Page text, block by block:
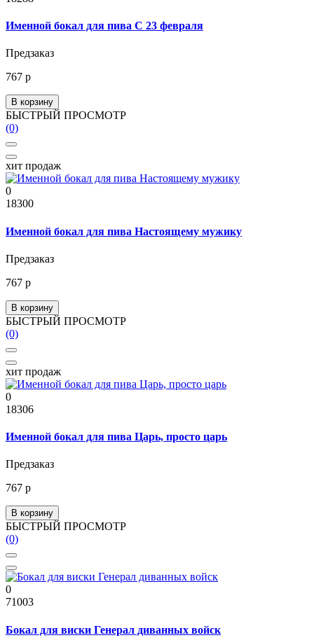
Именной бокал для пива С 23 февраля
Предзаказ
767 р
В корзину
БЫСТРЫЙ ПРОСМОТР
(0)
хит продаж
0
18300
Именной бокал для пива Настоящему мужику
Предзаказ
767 р
В корзину
БЫСТРЫЙ ПРОСМОТР
(0)
хит продаж
0
18306
Именной бокал для пива Царь, просто царь
Предзаказ
767 р
В корзину
БЫСТРЫЙ ПРОСМОТР
(0)
0
71003
Бокал для виски Генерал диванных войск